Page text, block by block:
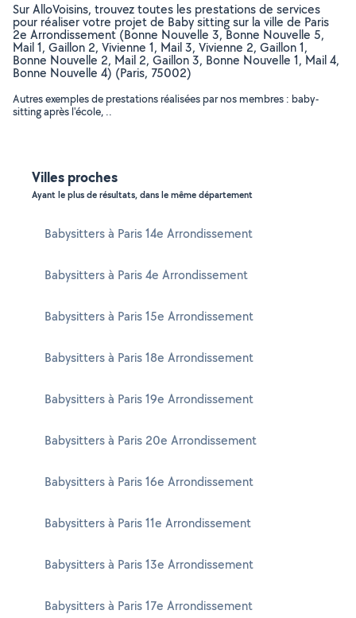
Sur AlloVoisins, trouvez toutes les prestations de services
pour réaliser votre projet de Baby sitting sur la ville de Paris
2e Arrondissement (Bonne Nouvelle 3, Bonne Nouvelle 5,
Mail 1, Gaillon 2, Vivienne 1, Mail 3, Vivienne 2, Gaillon 1,
Bonne Nouvelle 2, Mail 2, Gaillon 3, Bonne Nouvelle 1, Mail 4,
Bonne Nouvelle 4) (Paris, 75002)
Autres exemples de prestations réalisées par nos membres : baby-
sitting après l'école, ..
Villes proches
Ayant le plus de résultats, dans le même département
Babysitters à Paris 14e Arrondissement
Babysitters à Paris 4e Arrondissement
Babysitters à Paris 15e Arrondissement
Babysitters à Paris 18e Arrondissement
Babysitters à Paris 19e Arrondissement
Babysitters à Paris 20e Arrondissement
Babysitters à Paris 16e Arrondissement
Babysitters à Paris 11e Arrondissement
Babysitters à Paris 13e Arrondissement
Babysitters à Paris 17e Arrondissement